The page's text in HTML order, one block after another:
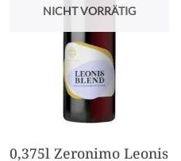
NICHT VORRÄTIG
0,375l Zeronimo Leonis